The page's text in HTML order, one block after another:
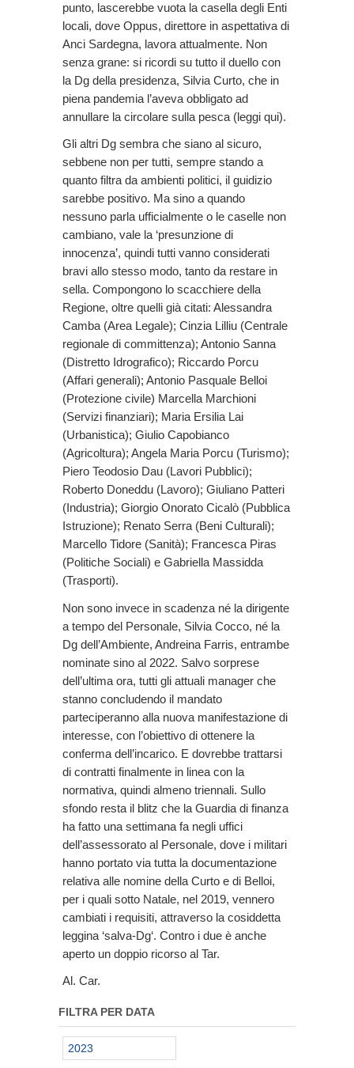
punto, lascerebbe vuota la casella degli Enti
locali, dove Oppus, direttore in aspettativa di
Anci Sardegna, lavora attualmente. Non
senza grane: si ricordi su tutto il duello con
la Dg della presidenza, Silvia Curto, che in
piena pandemia l’aveva obbligato ad
annullare la circolare sulla pesca (leggi qui).
Gli altri Dg sembra che siano al sicuro,
sebbene non per tutti, sempre stando a
quanto filtra da ambienti politici, il guidizio
sarebbe positivo. Ma sino a quando
nessuno parla ufficialmente o le caselle non
cambiano, vale la ‘presunzione di
innocenza’, quindi tutti vanno considerati
bravi allo stesso modo, tanto da restare in
sella. Compongono lo scacchiere della
Regione, oltre quelli già citati: Alessandra
Camba (Area Legale); Cinzia Lilliu (Centrale
regionale di committenza); Antonio Sanna
(Distretto Idrografico); Riccardo Porcu
(Affari generali); Antonio Pasquale Belloi
(Protezione civile) Marcella Marchioni
(Servizi finanziari); Maria Ersilia Lai
(Urbanistica); Giulio Capobianco
(Agricoltura); Angela Maria Porcu (Turismo);
Piero Teodosio Dau (Lavori Pubblici);
Roberto Doneddu (Lavoro); Giuliano Patteri
(Industria); Giorgio Onorato Cicalò (Pubblica
Istruzione); Renato Serra (Beni Culturali);
Marcello Tidore (Sanità); Francesca Piras
(Politiche Sociali) e Gabriella Massidda
(Trasporti).
Non sono invece in scadenza né la dirigente
a tempo del Personale, Silvia Cocco, né la
Dg dell’Ambiente, Andreina Farris, entrambe
nominate sino al 2022. Salvo sorprese
dell’ultima ora, tutti gli attuali manager che
stanno concludendo il mandato
parteciperanno alla nuova manifestazione di
interesse, con l’obiettivo di ottenere la
conferma dell’incarico. E dovrebbe trattarsi
di contratti finalmente in linea con la
normativa, quindi almeno triennali. Sullo
sfondo resta il blitz che la Guardia di finanza
ha fatto una settimana fa negli uffici
dell’assessorato al Personale, dove i militari
hanno portato via tutta la documentazione
relativa alle nomine della Curto e di Belloi,
per i quali sotto Natale, nel 2019, vennero
cambiati i requisiti, attraverso la cosiddetta
leggina ‘salva-Dg‘. Contro i due è anche
aperto un doppio ricorso al Tar.
Al. Car.
FILTRA PER DATA
2023